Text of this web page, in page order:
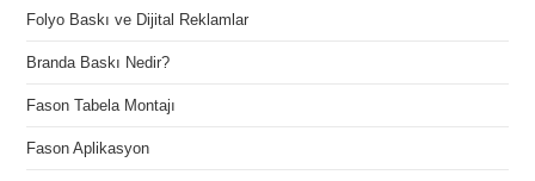
Folyo Baskı ve Dijital Reklamlar
Branda Baskı Nedir?
Fason Tabela Montajı
Fason Aplikasyon